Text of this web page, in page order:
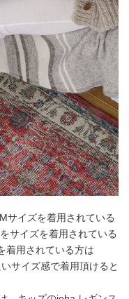
サイズを着用されている
サイズを着用されている
着用されている方は
サイズ感で着用頂けると